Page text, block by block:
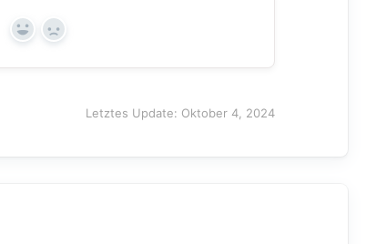
Yes No
Letztes Update: Oktober 4, 2024